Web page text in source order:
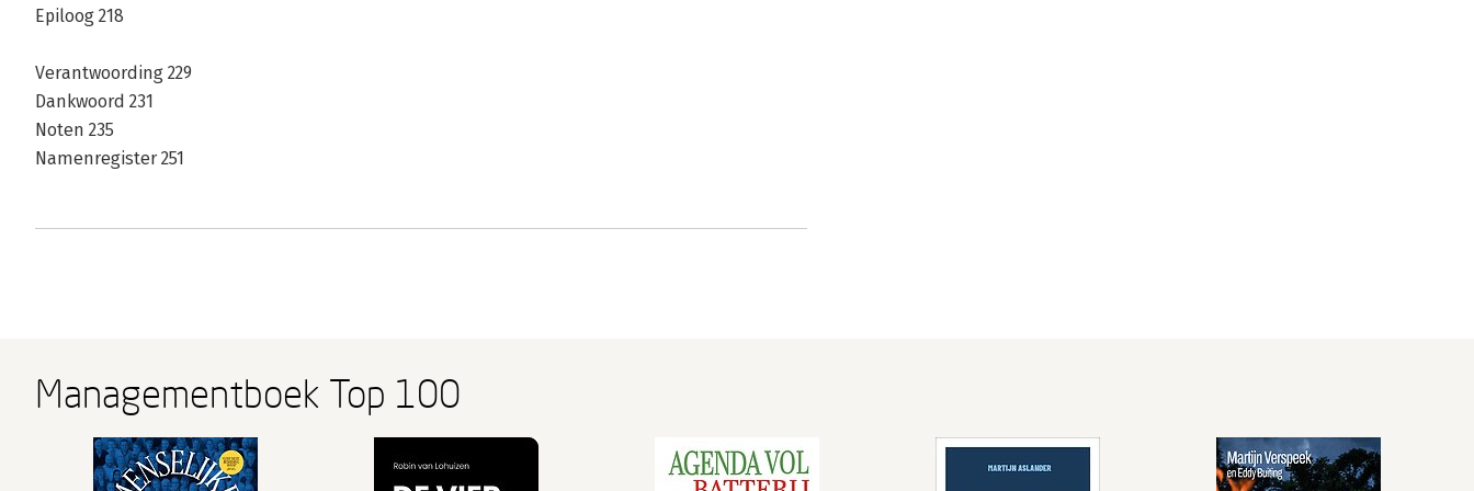
Epiloog 218
Verantwoording 229
Dankwoord 231
Noten 235
Namenregister 251
Managementboek Top 100